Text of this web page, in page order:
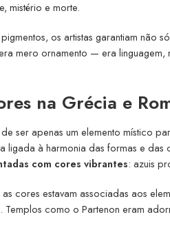
mistério e morte.
os artistas garantiam não
mero ornamento — era
na Grécia e
ser apenas um elemento místico
ligada à harmonia das formas e
com cores vibrantes: azuis
cores estavam associadas aos
Templos como o Partenon eram